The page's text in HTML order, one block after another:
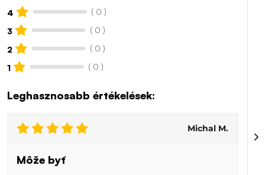
4
( 0 )
3
( 0 )
2
( 0 )
1
( 0 )
Leghasznosabb értékelések:
Michal M.
Môže byť